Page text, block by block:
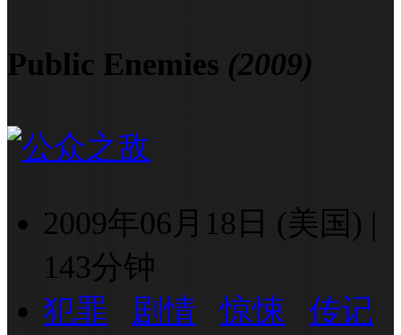
Public Enemies (2009)
2009年06月18日 (美国) |
143分钟
犯罪
剧情 惊悚
传记